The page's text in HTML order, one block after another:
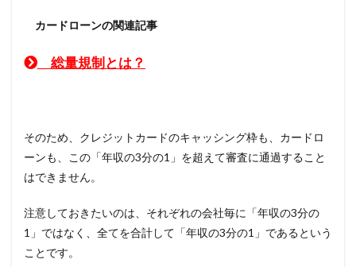
カードローンの関連記事
総量規制とは？
そのため、クレジットカードのキャッシング枠も、カードロ
ーンも、この「年収の3分の1」を超えて審査に通過すること
はできません。
注意しておきたいのは、それぞれの会社毎に「年収の3分の
1」ではなく、全てを合計して「年収の3分の1」であるという
ことです。